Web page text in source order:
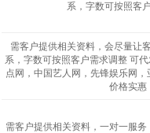
系，字数可按照客
需客户提供相关资料，会尽量让
系，字数可按照客户需求调整 可
点网，中国艺人网，先锋娱乐网，
价格实惠
需客户提供相关资料，一对一服